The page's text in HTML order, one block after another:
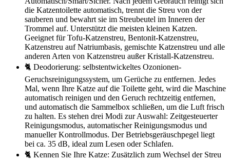
die Katzentoilette automatisch, trennt die Streu von der
sauberen und bewahrt sie im Streubeutel im Inneren der
Trommel auf. Unterstützt die meisten kleinen Katzen.
Geeignet für Tofu-Katzenstreu, Bentonit-Katzenstreu,
Katzenstreu auf Natriumbasis, gemischte Katzenstreu und alle
anderen Arten von Katzenstreu außer Kristall-Katzenstreu.
🐈 Deodorierung: selbstentwickeltes Ozonionen-
Geruchsreinigungssystem, um Gerüche zu entfernen. Jedes
Mal, wenn Ihre Katze auf die Toilette geht, wird die Maschine
automatisch reinigen und den Geruch rechtzeitig entfernen,
und automatisch die Sammelbox schließen, um die Luft frisch
zu halten. Es stehen drei Modi zur Auswahl: Zeitgesteuerter
Reinigungsmodus, automatischer Reinigungsmodus und
manueller Kontrollmodus. Der Betriebsgeräuschpegel liegt
bei ca. 35 dB, ideal zum Lesen oder Schlafen.
🐈 Kennen Sie Ihre Katze: Zusätzlich zum Wechsel der Streu